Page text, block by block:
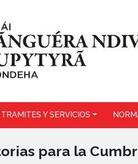
TRAMITES Y SERVICIOS
para la